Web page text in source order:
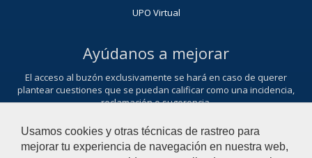
Usamos cookies y otras técnicas de rastreo para
mejorar tu experiencia de navegación en nuestra web,
UPO Virtual
Ayúdanos a mejorar
El acceso al buzón exclusivamente se hará en caso de querer
plantear cuestiones que se puedan calificar como una incidencia,
reclamación o sugerencia.
Contacta con nosotros